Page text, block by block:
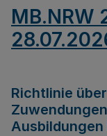
MB.NRW
Richtlinie
Ausbildungen